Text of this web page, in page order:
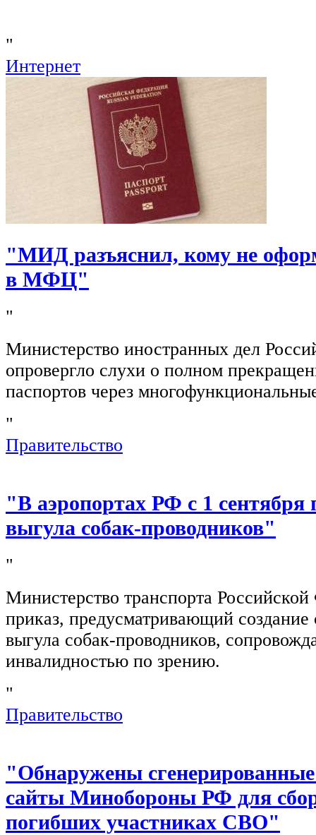
"
Интернет
"МИД разъяснил, кому не
в МФЦ"
"
Министерство иностранных дел
опровергло слухи о полном
паспортов через
"
Правительство
"В аэропортах РФ с 1 сентября
выгула собак-проводников"
"
Министерство транспорта
приказ, предусматривающий создание
выгула собак-проводников,
инвалидностью по зрению.
"
Правительство
"Обнаружены
сайты Минобороны РФ для
погибших участниках СВО"